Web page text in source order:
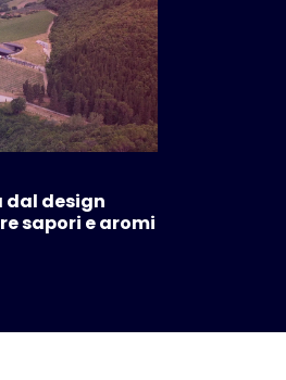
dal design
sapori e aromi